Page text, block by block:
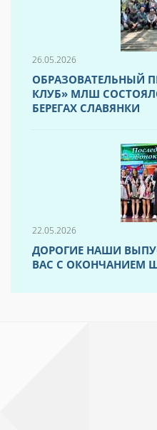
26.05.2026
ОБРАЗОВАТЕЛЬНЫЙ
КЛУБ» МЛШ
БЕРЕГАХ СЛАВЯНКИ
22.05.2026
ДОРОГИЕ НАШИ
ВАС С ОКОНЧАНИЕМ